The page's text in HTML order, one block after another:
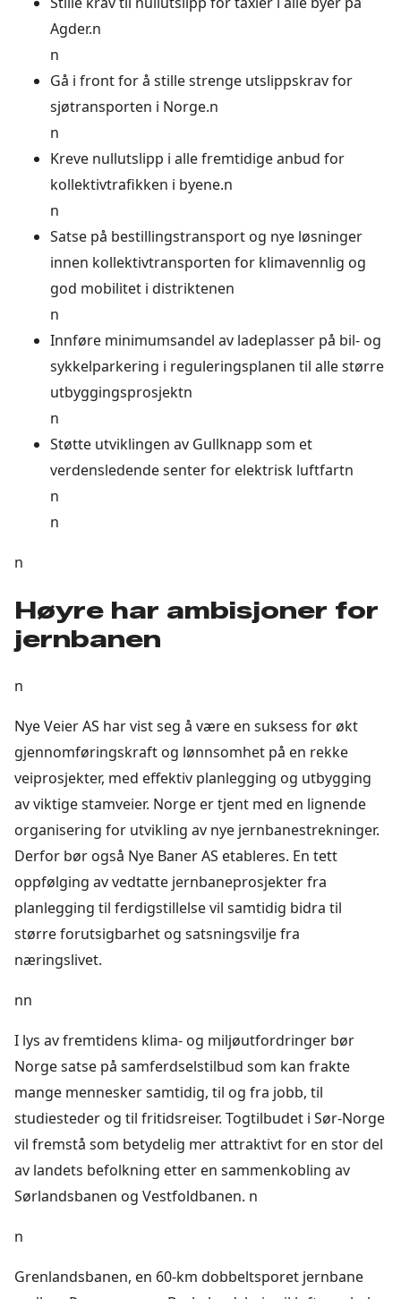
Agder.n
n
Gå i front for å stille strenge utslippskrav for
sjøtransporten i Norge.n
n
Kreve nullutslipp i alle fremtidige anbud for
kollektivtrafikken i byene.n
n
Satse på bestillingstransport og nye løsninger
innen kollektivtransporten for klimavennlig og
god mobilitet i distriktenen
n
Innføre minimumsandel av ladeplasser på bil- og
sykkelparkering i reguleringsplanen til alle større
utbyggingsprosjektn
n
Støtte utviklingen av Gullknapp som et
verdensledende senter for elektrisk luftfartn
n
n
n
Høyre har ambisjoner for
jernbanen
n
Nye Veier AS har vist seg å være en suksess for økt
gjennomføringskraft og lønnsomhet på en rekke
veiprosjekter, med effektiv planlegging og utbygging
av viktige stamveier. Norge er tjent med en lignende
organisering for utvikling av nye jernbanestrekninger.
Derfor bør også Nye Baner AS etableres. En tett
oppfølging av vedtatte jernbaneprosjekter fra
planlegging til ferdigstillelse vil samtidig bidra til
større forutsigbarhet og satsningsvilje fra
næringslivet.
nn
I lys av fremtidens klima- og miljøutfordringer bør
Norge satse på samferdselstilbud som kan frakte
mange mennesker samtidig, til og fra jobb, til
studiesteder og til fritidsreiser. Togtilbudet i Sør-Norge
vil fremstå som betydelig mer attraktivt for en stor del
av landets befolkning etter en sammenkobling av
Sørlandsbanen og Vestfoldbanen. n
n
Grenlandsbanen, en 60-km dobbeltsporet jernbane